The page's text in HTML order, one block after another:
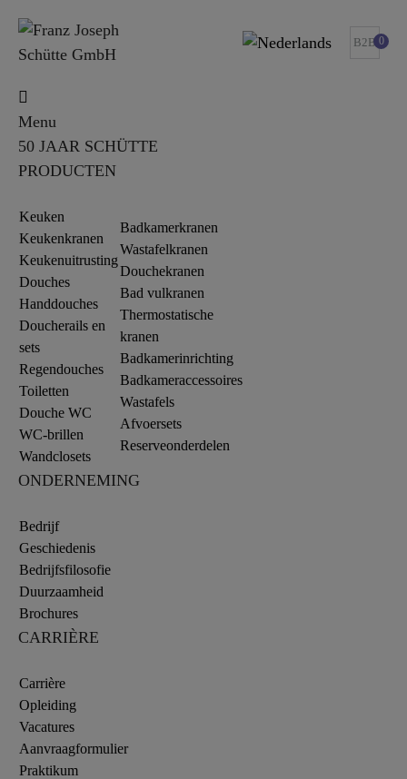
B2B 0
Menu
50 JAAR SCHÜTTE
PRODUCTEN
Keuken
Keukenkranen
Keukenuitrusting
Douches
Handdouches
Doucherails en
sets
Regendouches
Toiletten
Douche WC
WC-brillen
Wandclosets
Badkamerkranen
Wastafelkranen
Douchekranen
Bad vulkranen
Thermostatische
kranen
Badkamerinrichting
Badkameraccessoires
Wastafels
Afvoersets
Reserveonderdelen
ONDERNEMING
Bedrijf
Geschiedenis
Bedrijfsfilosofie
Duurzaamheid
Brochures
CARRIÈRE
Carrière
Opleiding
Vacatures
Aanvraagformulier
Praktikum